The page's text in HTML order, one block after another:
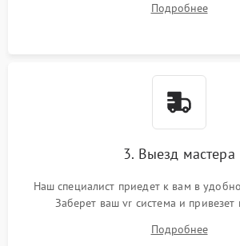
Подробнее
3. Выезд мастера
Наш специалист приедет к вам в
Заберет ваш vr система и привезет
Подробнее